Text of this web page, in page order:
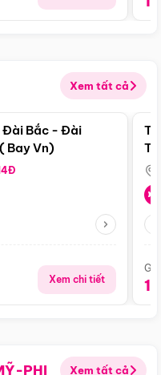
Xem tất cả
Điểm nổi bật
Đài Bắc - Đài
Bay Vn)
Xem chi tiết
PHI Xem tất cả